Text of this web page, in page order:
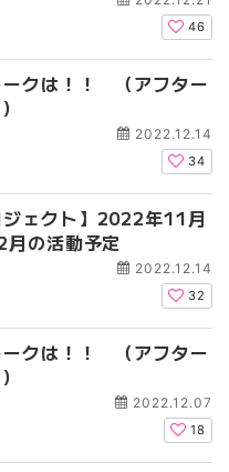
46
クは！！ （アフター
2022.12.14
34
ジェクト】2022年11月
の活動予定
2022.12.14
32
クは！！ （アフター
2022.12.07
18